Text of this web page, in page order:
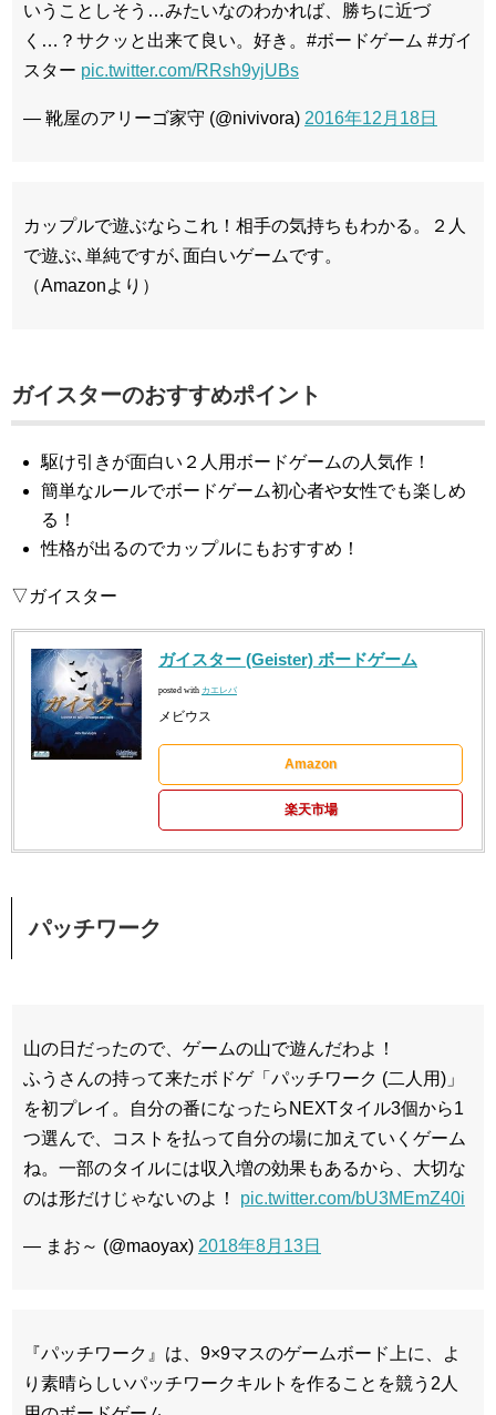
いうことしそう…みたいなのわかれば、勝ちに近づ
く…？サクッと出来て良い。好き。#ボードゲーム #ガイ
スター pic.twitter.com/RRsh9yjUBs
— 靴屋のアリーゴ家守 (@nivivora) 2016年12月18日
カップルで遊ぶならこれ！相手の気持ちもわかる。２人
で遊ぶ､単純ですが､面白いゲームです。
（Amazonより）
ガイスターのおすすめポイント
駆け引きが面白い２人用ボードゲームの人気作！
簡単なルールでボードゲーム初心者や女性でも楽しめ
る！
性格が出るのでカップルにもおすすめ！
▽ガイスター
ガイスター (Geister) ボードゲーム
posted with カエレバ
メビウス
Amazon
楽天市場
パッチワーク
山の日だったので、ゲームの山で遊んだわよ！
ふうさんの持って来たボドゲ「パッチワーク (二人用)」
を初プレイ。自分の番になったらNEXTタイル3個から1
つ選んで、コストを払って自分の場に加えていくゲーム
ね。一部のタイルには収入増の効果もあるから、大切な
のは形だけじゃないのよ！ pic.twitter.com/bU3MEmZ40i
— まお～ (@maoyax) 2018年8月13日
『パッチワーク』は、9×9マスのゲームボード上に、よ
り素晴らしいパッチワークキルトを作ることを競う2人